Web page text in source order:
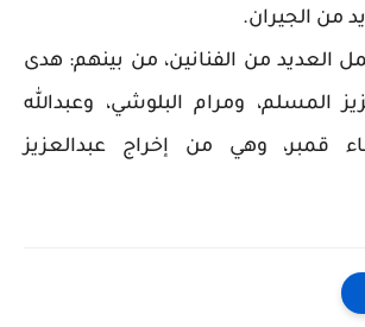
من الجيران.
العديد من الفنانين، من بينهم: هدى
المسلم، ومرام البلوشي، وعبدالله
قمبر، وهي من إخراج عبدالعزيز